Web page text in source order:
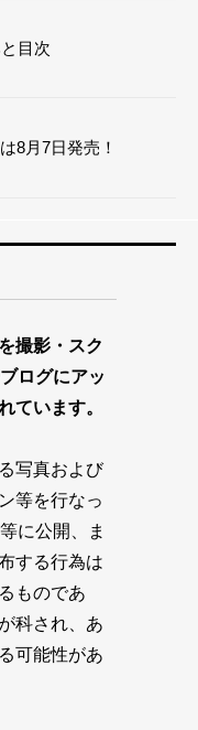
目次
8月7日発売！
撮影・スク
ログにアッ
ています。
写真および
等を行なっ
に公開、ま
する行為は
ものであ
科され、あ
可能性があ